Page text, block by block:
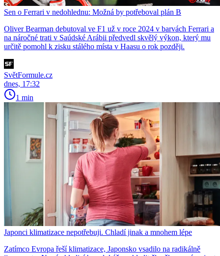
Sen o Ferrari v nedohlednu: Možná by potřeboval plán B
Oliver Bearman debutoval ve F1 už v roce 2024 v barvách Ferrari a
na náročné trati v Saúdské Arábii předvedl skvělý výkon, který mu
určitě pomohl k zisku stálého místa v Haasu o rok později.
SvětFormule.cz
dnes, 17:32
1 min
Japonci klimatizace nepotřebuji. Chladí jinak a mnohem lépe
Zatímco Evropa řeší klimatizace, Japonsko vsadilo na radikálně